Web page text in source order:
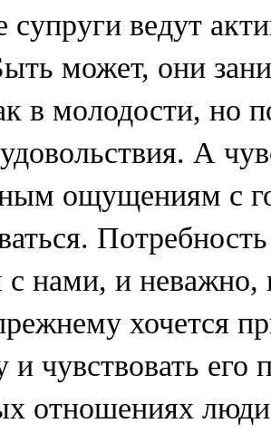
ведут
может, они
в молодости, но
А
ощущениям с
с нами, и
хочется
и чувствовать
отношениях люди